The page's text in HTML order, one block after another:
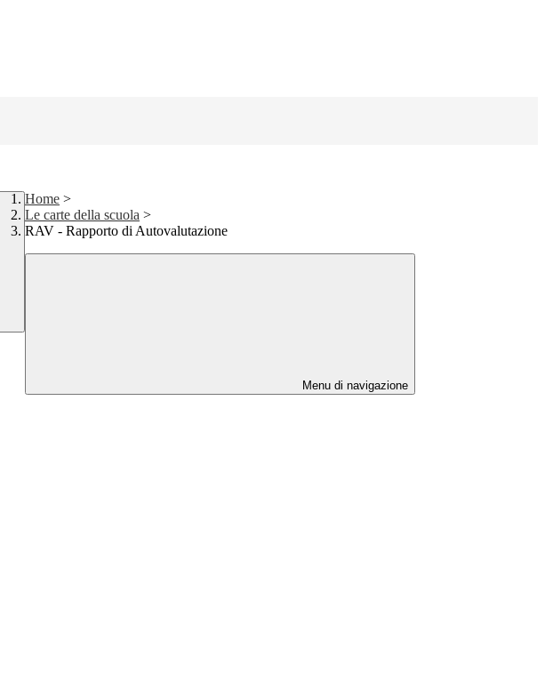
Home >
Le carte della scuola >
RAV - Rapporto di Autovalutazione
Menu di navigazione